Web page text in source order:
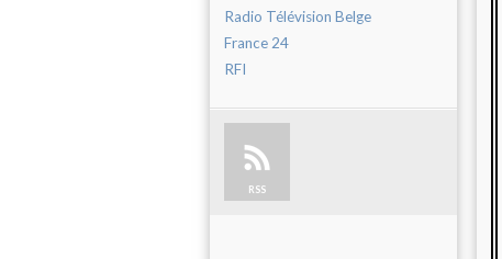
Radio Télévision Belge
France 24
RFI
RSS